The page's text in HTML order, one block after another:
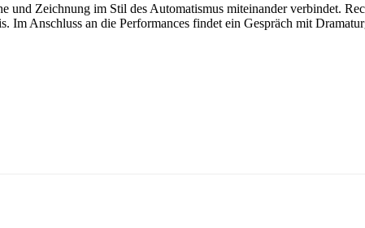
Zeichnung im Stil des Automatismus miteinander verbindet.
Anschluss an die Performances findet ein Gespräch mit